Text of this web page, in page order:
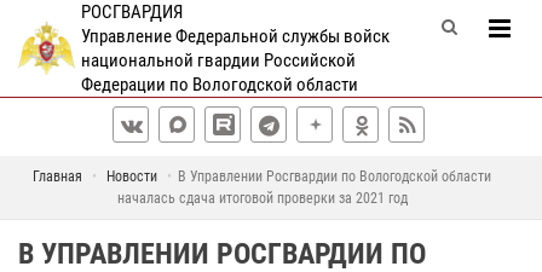
РОСГВАРДИЯ
Управление Федеральной службы войск
национальной гвардии Российской
Федерации по Вологодской области
Главная Новости
В Управлении Росгвардии по Вологодской области
началась сдача итоговой проверки за 2021 год
В УПРАВЛЕНИИ РОСГВАРДИИ ПО